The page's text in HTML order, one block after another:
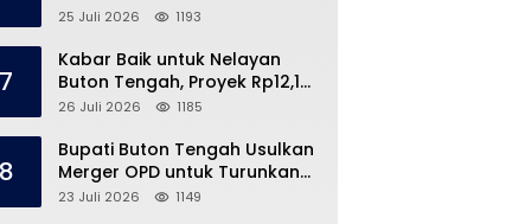
Speedboat Masih Hilang
25 Juli 2026 1193
7
Kabar Baik untuk Nelayan
Buton Tengah, Proyek Rp12,1
Miliar Akhirnya Dimulai
26 Juli 2026 1185
Bupati Buton Tengah Usulkan
Merger OPD untuk Turunkan
Belanja Pegawai APBD
23 Juli 2026 1149